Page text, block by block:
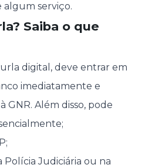
algum serviço.
Saiba o que
digital, deve entrar em
imediatamente e
GNR. Além disso, pode
Polícia Judiciária ou na